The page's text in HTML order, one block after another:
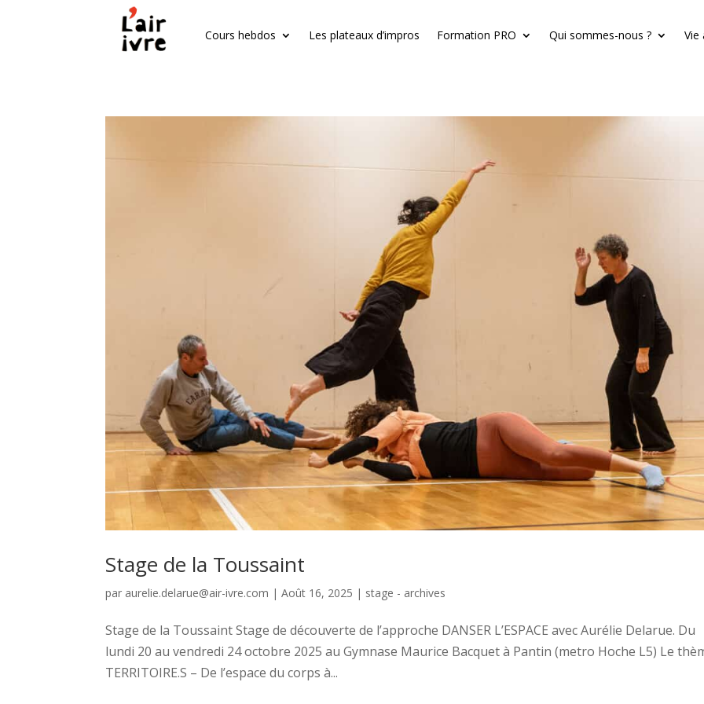
Cours hebdos Les plateaux d’impros Formation PRO Qui sommes-nous ? Vie
Stage de la Toussaint
par aurelie.delarue@air-ivre.com |Août 16, 2025 | stage - archives
Stage de la Toussaint Stage de découverte de l’approche DANSER L’ESPACE avec Aurélie Delarue. Du
lundi 20 au vendredi 24 octobre 2025 au Gymnase Maurice Bacquet à Pantin (metro Hoche L5) Le
TERRITOIRE.S – De l’espace du corps à...